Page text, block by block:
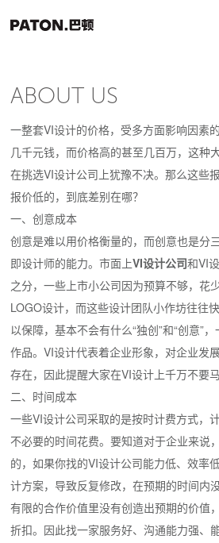
ABOUT US
一整套VI设计的价格，受多方面影响因素
几千元钱，而价格高的甚至几百万，这种
在挑选VI设计公司上犹豫不决。那么这些
报价低的，到底差别在哪？
一、创意成本
创意是难以用价格衡量的，而创意也是分
即设计师的能力。市面上VI设计公司和VI
之分，一些上市小公司因为预算不够，花
LOGO设计，而这些设计团队小作坊往往
以保障，基本不会有什么“独创”和“创意”
作品。VI设计代表着企业形象，对企业发
存在，因此提醒大家在VI设计上千万不要马
二、时间成本
一些VI设计公司采取的是按时计费方式，
不必要的时间花费。要知道对于企业来说
的，如果你找的VI设计公司能力低、效率
计方案，导致反复修改，在预期的时间内
有限的合作价值里没有创造出预期的价值
折扣。因此找一家服务好、沟通能力强、